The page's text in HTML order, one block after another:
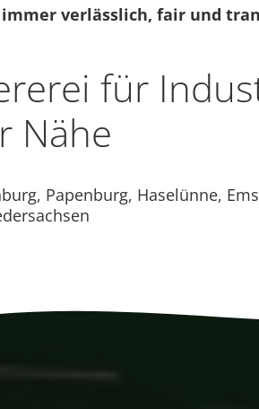
verlässlich, fair und
für
Nähe
Papenburg, Haselünne,